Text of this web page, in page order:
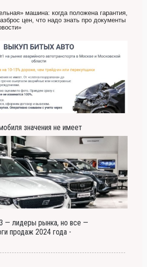
машина: когда положена гарантия,
цен, что надо знать про документы
значения не имеет
— лидеры рынка, но все —
продаж 2024 года -